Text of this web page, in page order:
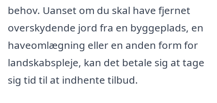
behov. Uanset om du skal have fjernet
overskydende jord fra en byggeplads, en
haveomlægning eller en anden form for
landskabspleje, kan det betale sig at tage
sig tid til at indhente tilbud.